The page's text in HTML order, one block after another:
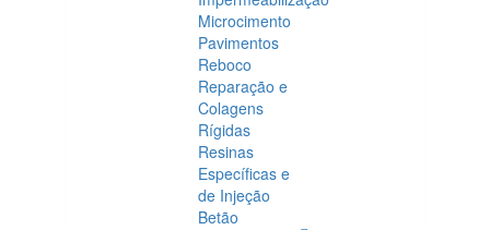
Microcimento
Pavimentos
Reboco
Reparação e
Colagens
Rígidas
Resinas
Específicas e
de Injeção
Betão